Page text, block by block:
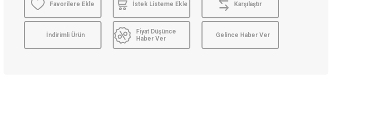
Favorilere Ekle İstek Listeme Ekle Karşılaştır
İndirimli Ürün
Fiyat Düşünce
Haber Ver
Gelince Haber Ver